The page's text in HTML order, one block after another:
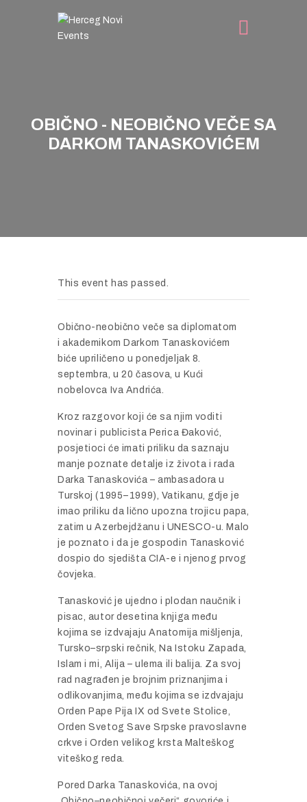
OBIČNO - NEOBIČNO VEČE SA
DARKOM TANASKOVIĆEM
DOGAĐAJI
TURIST INFO
This event has passed.
Obično-neobično veče sa diplomatom
i akademikom Darkom Tanaskovićem
biće upriličeno u ponedjeljak 8.
septembra, u 20 časova, u Kući
nobelovca Iva Andrića.
Kroz razgovor koji će sa njim voditi
novinar i publicista Perica Đaković,
posjetioci će imati priliku da saznaju
manje poznate detalje iz života i rada
Darka Tanaskovića – ambasadora u
Turskoj (1995–1999), Vatikanu, gdje je
imao priliku da lično upozna trojicu papa,
zatim u Azerbejdžanu i UNESCO-u. Malo
je poznato i da je gospodin Tanasković
dospio do sjedišta CIA-e i njenog prvog
čovjeka.
Tanasković je ujedno i plodan naučnik i
pisac, autor desetina knjiga među
kojima se izdvajaju Anatomija mišljenja,
Tursko–srpski rečnik, Na Istoku Zapada,
Islam i mi, Alija – ulema ili balija. Za svoj
rad nagrađen je brojnim priznanjima i
odlikovanjima, među kojima se izdvajaju
Orden Pape Pija IX od Svete Stolice,
Orden Svetog Save Srpske pravoslavne
crkve i Orden velikog krsta Malteškog
viteškog reda.
Pored Darka Tanaskovića, na ovoj